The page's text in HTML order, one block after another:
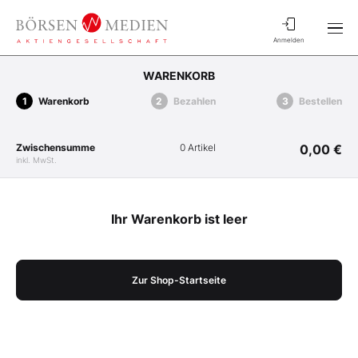
Anmelden
WARENKORB
Warenkorb Bezahlen Bestellen
Zwischensumme
inkl. MwSt.
0 Artikel 0,00 €
Ihr Warenkorb ist leer
Zur Shop-Startseite